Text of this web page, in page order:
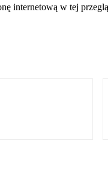
internetową w tej